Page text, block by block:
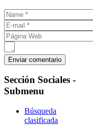
Sección Sociales -
Submenu
Búsqueda
clasificada